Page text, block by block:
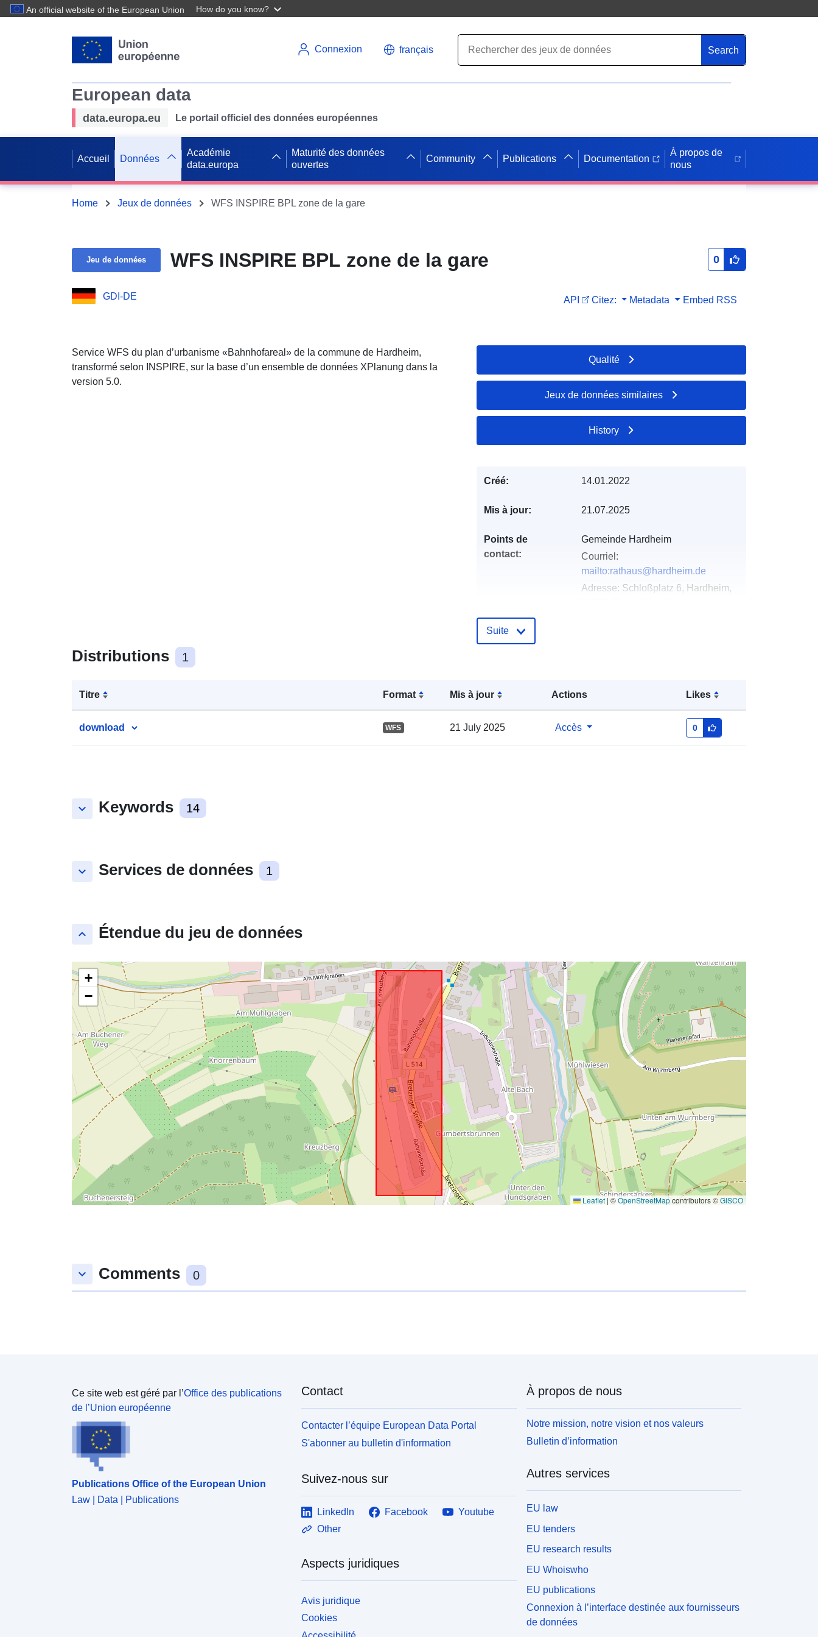
An official website of the European Union How do you know?
Connexion français Search
European data
data.europa.eu Le portail officiel des données européennes
Accueil Données
Académie
data.europa
Maturité des données
ouvertes
Community Publications Documentation
À propos de
nous
Home Jeux de données WFS INSPIRE BPL zone de la gare
Jeu de données WFS INSPIRE BPL zone de la gare 0
GDI-DE API Citez: Metadata Embed RSS
Service WFS du plan d’urbanisme «Bahnhofareal» de la commune de Hardheim,
transformé selon INSPIRE, sur la base d’un ensemble de données XPlanung dans la
version 5.0.
Distributions 1
Titre Format Mis à jour Actions Likes
download WFS 21 July 2025 Accès 0
keyboard_arrow_down Keywords 14
keyboard_arrow_down Services de données 1
keyboard_arrow_up Étendue du jeu de données
+
−
Leaflet |©OpenStreetMapcontributors ©GISCO
Qualité
Jeux de données similaires
History
Créé: 14.01.2022
Mis à jour: 21.07.2025
Points de
contact:
Gemeinde Hardheim
Courriel:
mailto:rathaus@hardheim.de
Adresse: Schloßplatz 6, Hardheim,
July 2026
spatial: Coordonnées:
49.6050609 ], [ 9.4726743,
Suite
keyboard_arrow_down Comments 0
Ce site web est géré par l’Office des publications
de l’Union européenne
Publications Office of the European Union
Law | Data | Publications
Contact
Contacter l’équipe European Data Portal
S'abonner au bulletin d'information
Suivez-nous sur
LinkedIn Facebook
Youtube
Other
Aspects juridiques
Avis juridique
Cookies
À propos de nous
Notre mission, notre vision et nos valeurs
Bulletin d’information
Autres services
EU law
EU tenders
EU research results
EU Whoiswho
EU publications
Connexion à l’interface destinée aux fournisseurs
de données